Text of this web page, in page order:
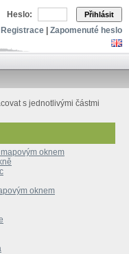
Heslo: Přihlásit
Registrace Zapomenuté heslo
s jednotlivými částmi
oknem
oknem